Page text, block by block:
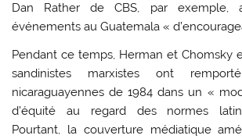
Dan Rather de CBS, par exemple,
événements au Guatemala «
Pendant ce temps, Herman et Chomsky
sandinistes marxistes ont
nicaraguayennes de 1984 dans un «
d’équité au regard des normes
Pourtant, la couverture médiatique